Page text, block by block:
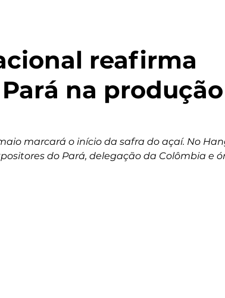
reafirma
na produção
marcará o início da safra do açaí. No
do Pará, delegação da Colômbia e